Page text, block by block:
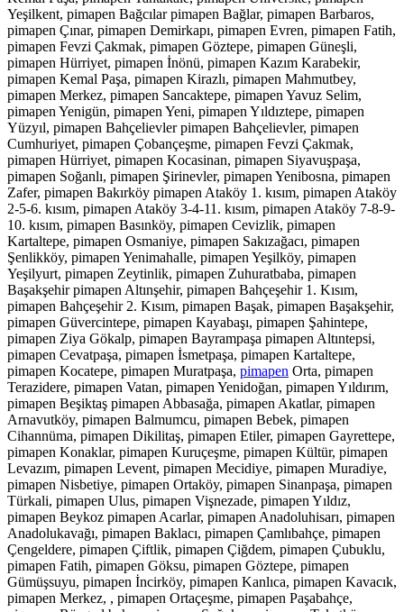
Yeşilkent, pimapen Bağcılar pimapen Bağlar, pimapen Barbaros,
pimapen Çınar, pimapen Demirkapı, pimapen Evren, pimapen Fatih,
pimapen Fevzi Çakmak, pimapen Göztepe, pimapen Güneşli,
pimapen Hürriyet, pimapen İnönü, pimapen Kazım Karabekir,
pimapen Kemal Paşa, pimapen Kirazlı, pimapen Mahmutbey,
pimapen Merkez, pimapen Sancaktepe, pimapen Yavuz Selim,
pimapen Yenigün, pimapen Yeni, pimapen Yıldıztepe, pimapen
Yüzyıl, pimapen Bahçelievler pimapen Bahçelievler, pimapen
Cumhuriyet, pimapen Çobançeşme, pimapen Fevzi Çakmak,
pimapen Hürriyet, pimapen Kocasinan, pimapen Siyavuşpaşa,
pimapen Soğanlı, pimapen Şirinevler, pimapen Yenibosna, pimapen
Zafer, pimapen Bakırköy pimapen Ataköy 1. kısım, pimapen Ataköy
2-5-6. kısım, pimapen Ataköy 3-4-11. kısım, pimapen Ataköy 7-8-9-
10. kısım, pimapen Basınköy, pimapen Cevizlik, pimapen
Kartaltepe, pimapen Osmaniye, pimapen Sakızağacı, pimapen
Şenlikköy, pimapen Yenimahalle, pimapen Yeşilköy, pimapen
Yeşilyurt, pimapen Zeytinlik, pimapen Zuhuratbaba, pimapen
Başakşehir pimapen Altınşehir, pimapen Bahçeşehir 1. Kısım,
pimapen Bahçeşehir 2. Kısım, pimapen Başak, pimapen Başakşehir,
pimapen Güvercintepe, pimapen Kayabaşı, pimapen Şahintepe,
pimapen Ziya Gökalp, pimapen Bayrampaşa pimapen Altıntepsi,
pimapen Cevatpaşa, pimapen İsmetpaşa, pimapen Kartaltepe,
pimapen Kocatepe, pimapen Muratpaşa, pimapen Orta, pimapen
Terazidere, pimapen Vatan, pimapen Yenidoğan, pimapen Yıldırım,
pimapen Beşiktaş pimapen Abbasağa, pimapen Akatlar, pimapen
Arnavutköy, pimapen Balmumcu, pimapen Bebek, pimapen
Cihannüma, pimapen Dikilitaş, pimapen Etiler, pimapen Gayrettepe,
pimapen Konaklar, pimapen Kuruçeşme, pimapen Kültür, pimapen
Levazım, pimapen Levent, pimapen Mecidiye, pimapen Muradiye,
pimapen Nisbetiye, pimapen Ortaköy, pimapen Sinanpaşa, pimapen
Türkali, pimapen Ulus, pimapen Vişnezade, pimapen Yıldız,
pimapen Beykoz pimapen Acarlar, pimapen Anadoluhisarı, pimapen
Anadolukavağı, pimapen Baklacı, pimapen Çamlıbahçe, pimapen
Çengeldere, pimapen Çiftlik, pimapen Çiğdem, pimapen Çubuklu,
pimapen Fatih, pimapen Göksu, pimapen Göztepe, pimapen
Gümüşsuyu, pimapen İncirköy, pimapen Kanlıca, pimapen Kavacık,
pimapen Merkez, , pimapen Ortaçeşme, pimapen Paşabahçe,